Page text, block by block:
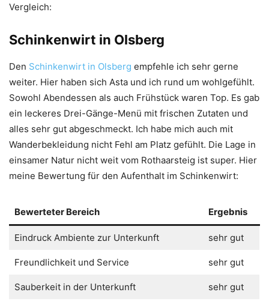
Vergleich:
Schinkenwirt in Olsberg
Den Schinkenwirt in Olsberg empfehle ich sehr gerne
weiter. Hier haben sich Asta und ich rund um wohlgefühlt.
Sowohl Abendessen als auch Frühstück waren Top. Es gab
ein leckeres Drei-Gänge-Menü mit frischen Zutaten und
alles sehr gut abgeschmeckt. Ich habe mich auch mit
Wanderbekleidung nicht Fehl am Platz gefühlt. Die Lage in
einsamer Natur nicht weit vom Rothaarsteig ist super. Hier
meine Bewertung für den Aufenthalt im Schinkenwirt:
Bewerteter Bereich Ergebnis
Eindruck Ambiente zur Unterkunft sehr gut
Freundlichkeit und Service sehr gut
Sauberkeit in der Unterkunft sehr gut